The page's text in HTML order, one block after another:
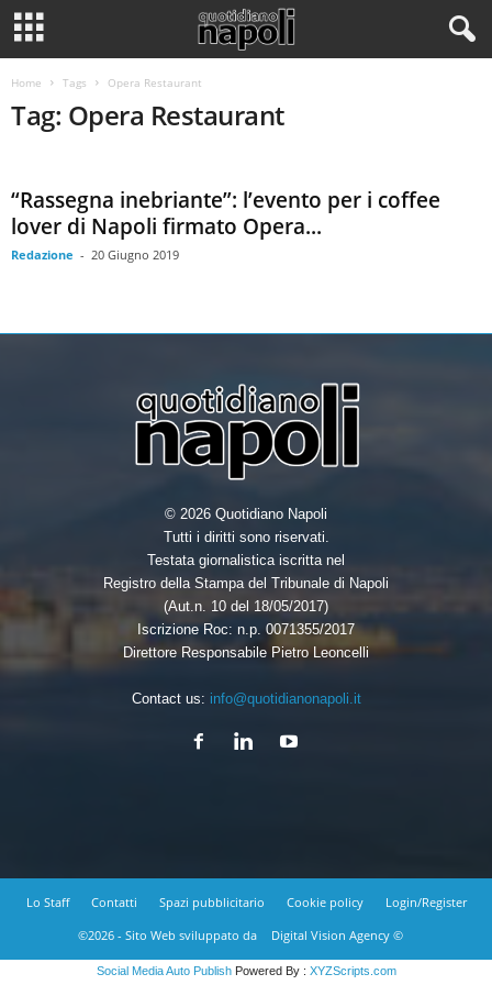
Home Tags Opera Restaurant
Tag: Opera Restaurant
“Rassegna inebriante”: l’evento per i coffee
lover di Napoli firmato Opera...
Redazione - 20 Giugno 2019
© 2026 Quotidiano Napoli
Tutti i diritti sono riservati.
Testata giornalistica iscritta nel
Registro della Stampa del Tribunale di Napoli
(Aut.n. 10 del 18/05/2017)
Iscrizione Roc: n.p. 0071355/2017
Direttore Responsabile Pietro Leoncelli
Contact us: info@quotidianonapoli.it
Lo Staff Contatti Spazi pubblicitario Cookie policy
Login/Register
©2026 - Sito Web sviluppato da
Digital Vision Agency ©
Social Media Auto PublishPowered By : XYZScripts.com